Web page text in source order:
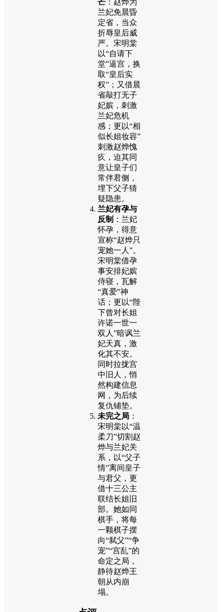
兰妃免晨昏
定省，当众
折辱皇后威
严。宋明棠
以“自请下
堂”逼宫，换
取“皇后实
权”；又借晨
省敲打无子
妃嫔，刺激
兰妃危机
感；更以“相
似长姐妆容”
刺激赵烨愧
疚，迫其同
意让皇子们
常伴君侧，
埋下父子猜
疑隐患。
兰妃有孕与
反制 ：兰妃
怀孕，得意
宣称“赵烨只
宠她一人”。
宋明棠借孕
事安排妃嫔
侍寝，瓦解
“真爱”神
话；更以“陛
下曾对长姐
许诺一世一
双人”暗讽兰
妃天真，激
化其不安。
同时拉拢宫
中旧人，悄
然构建信息
网，为后续
复仇铺垫。
未完之局 ：
宋明棠以“温
柔刀”切割赵
烨与兰妃关
系，以“父子
情”离间皇子
与君父，更
借十三公主
联结长姐旧
部。她如同
棋手，将每
一颗棋子摆
向“弑父”“争
宠”“宫乱”的
命定之局，
静待赵烨王
朝从内崩
塌。